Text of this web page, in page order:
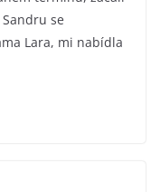
se
Lara, mi nabídla